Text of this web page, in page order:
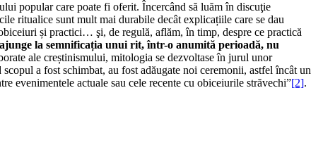
popular care poate fi oferit. Încercând să luăm în discuţie
ritualice sunt mult mai durabile decât explicațiile care se dau
și practici… şi, de regulă, aflăm, în timp, despre ce practică
la semnificația unui rit, într-o anumită perioadă, nu
ale creștinismului, mitologia se dezvoltase în jurul unor
a fost schimbat, au fost adăugate noi ceremonii, astfel încât un
evenimentele actuale sau cele recente cu obiceiurile străvechi”[2].